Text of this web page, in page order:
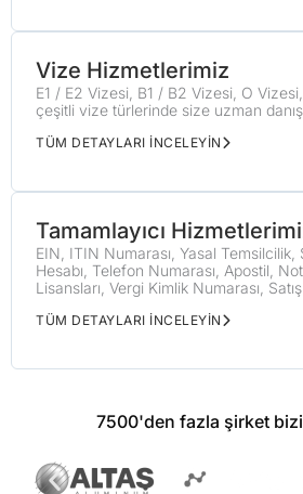
Vize Hizmetlerimiz
E1 / E2 Vizesi, B1 / B2 Vizesi, O
çeşitli vize türlerinde size uzman
TÜM DETAYLARI İNCELEYİN
Tamamlayıcı
EIN, ITIN Numarası, Yasal Temsilcilik,
Hesabı, Telefon Numarası, Apostil,
Lisansları, Vergi Kimlik Numarası, Satış
TÜM DETAYLARI İNCELEYİN
7500'den fazla şirket